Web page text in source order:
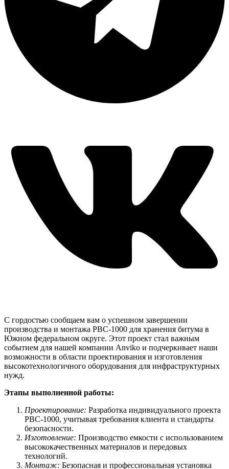
С гордостью сообщаем вам о успешном завершении
производства и монтажа РВС-1000 для хранения битума в
Южном федеральном округе. Этот проект стал важным
событием для нашей компании Anviko и подчеркивает наши
возможности в области проектирования и изготовления
высокотехнологичного оборудования для инфраструктурных
нужд.
Этапы выполненной работы:
Проектирование: Разработка индивидуального проекта
РВС-1000, учитывая требования клиента и стандарты
безопасности.
Изготовление: Производство емкости с использованием
высококачественных материалов и передовых
технологий.
Монтаж: Безопасная и профессиональная установка